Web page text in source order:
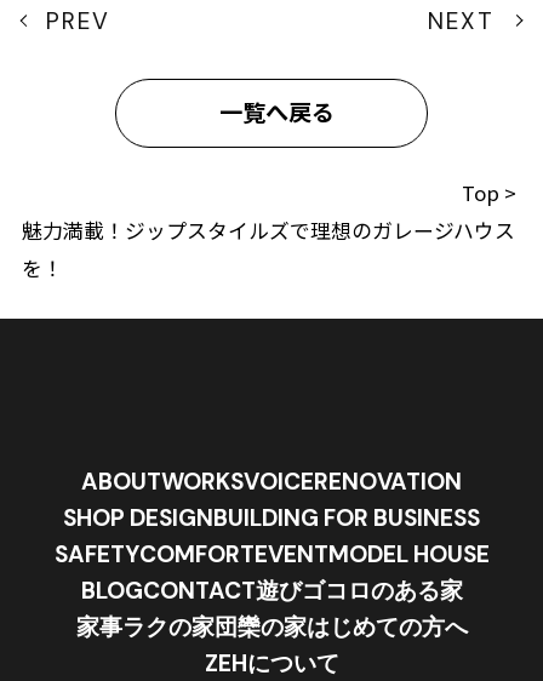
Top >
魅力満載！ジップスタイルズで理想のガレージハウス
を！
PREV
一覧へ戻る
NEXT
ABOUTWORKSVOICERENOVATION
SHOP DESIGNBUILDING FOR BUSINESS
SAFETYCOMFORTEVENTMODEL HOUSE
BLOGCONTACT遊びゴコロのある家
家事ラクの家団欒の家はじめての方へ
ZEHについて